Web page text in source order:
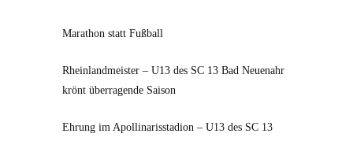
Marathon statt Fußball
Rheinlandmeister – U13 des SC 13 Bad Neuenahr
krönt überragende Saison
Ehrung im Apollinarisstadion – U13 des SC 13